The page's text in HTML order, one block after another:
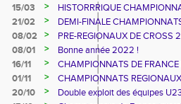
15/03
>
HISTORRRIQUE
21/02
>
DEMI-FINALE
08/02
>
PRE-REGIONAUX DE CROSS
08/01
>
Bonne année 2022 !
16/11
>
CHAMPIONNATS DE FRANCE
01/11
>
CHAMPIONNATS
20/10
>
Double exploit des équipes